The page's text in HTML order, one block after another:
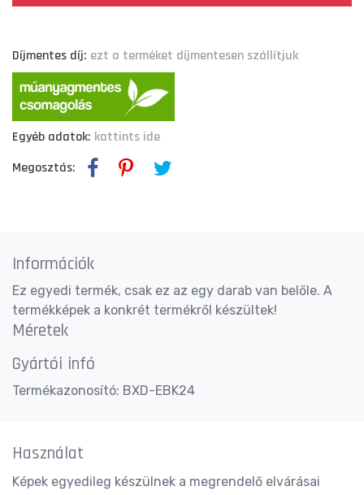
Díjmentes díj: ezt a terméket díjmentesen szállítjuk
Egyéb adatok: kattints ide
Megosztás:
Információk
Ez egyedi termék, csak ez az egy darab van belőle. A
termékképek a konkrét termékről készültek!
Méretek
Gyártói infó
Termékazonosító: BXD-EBK24
Használat
Képek egyedileg készülnek a megrendelő elvárásai